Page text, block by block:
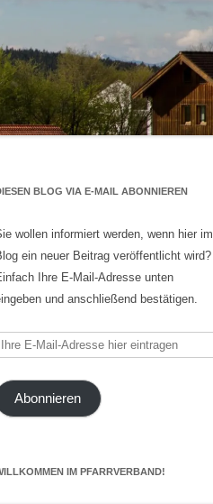
BLOG VIA E-MAIL ABONNIEREN
wollen informiert werden, wenn hier im
ein neuer Beitrag veröffentlicht wird?
Ihre E-Mail-Adresse unten
und anschließend bestätigen.
Ihre
Abonnieren
IM PFARRVERBAND!